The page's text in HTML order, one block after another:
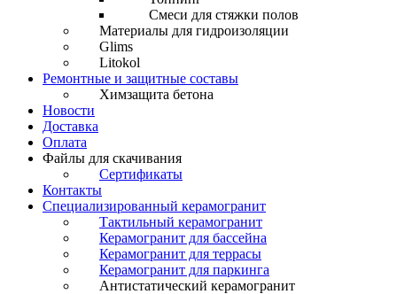
Смеси для стяжки полов
Материалы для гидроизоляции
Glims
Litokol
Ремонтные и защитные составы
Химзащита бетона
Новости
Доставка
Оплата
Файлы для скачивания
Сертификаты
Контакты
Специализированный керамогранит
Тактильный керамогранит
Керамогранит для бассейна
Керамогранит для террасы
Керамогранит для паркинга
Антистатический керамогранит